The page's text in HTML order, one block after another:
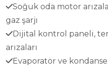
Soğuk oda motor
gaz şarjı
Dijital kontrol paneli,
arızaları
Evaporatör ve